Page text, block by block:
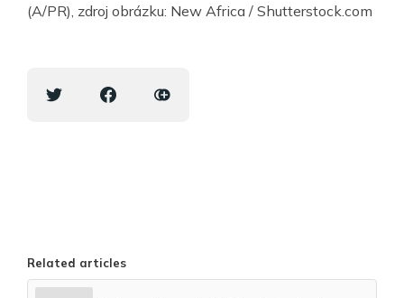
(A/PR), zdroj obrázku: New Africa / Shutterstock.com
Related articles